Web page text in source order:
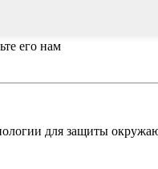
его нам
для защиты